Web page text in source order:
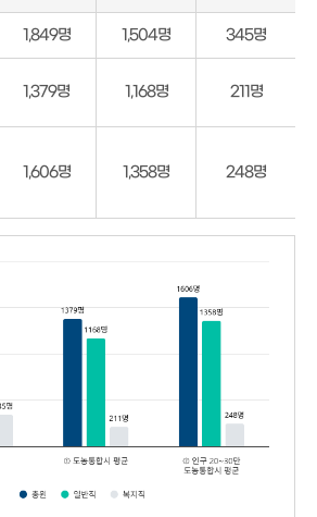
1,849명 1,504명 345명
1,379명 1,168명 211명
1,606명 1,358명 248명